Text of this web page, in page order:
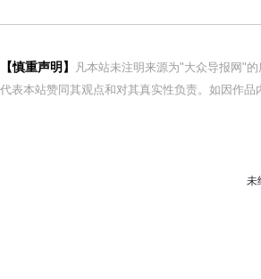
【慎重声明】
凡本站未注明来源为"大众导报网"
代表本站赞同其观点和对其真实性负责。如因作
未